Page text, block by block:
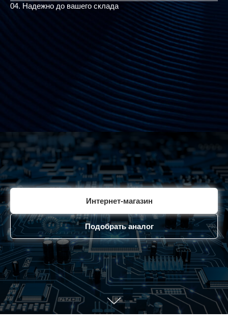
04. Надежно до вашего склада
Интернет-магазин
Подобрать аналог